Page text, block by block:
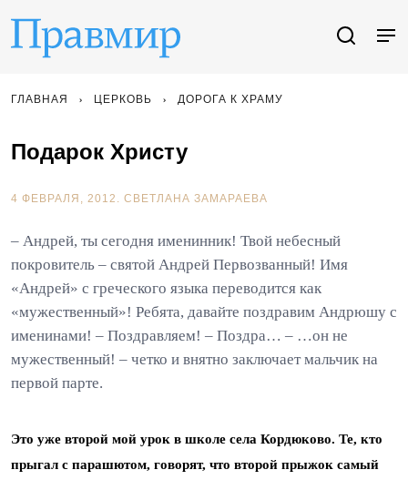
ГЛАВНАЯ ЦЕРКОВЬ ДОРОГА К ХРАМУ
Подарок Христу
4 ФЕВРАЛЯ, 2012. СВЕТЛАНА ЗАМАРАЕВА
– Андрей, ты сегодня именинник! Твой небесный
покровитель – святой Андрей Первозванный! Имя
«Андрей» с греческого языка переводится как
«мужественный»! Ребята, давайте поздравим Андрюшу с
именинами! – Поздравляем! – Поздра… – …он не
мужественный! – четко и внятно заключает мальчик на
первой парте.
Это уже второй мой урок в школе села Кордюково. Те, кто
прыгал с парашютом, говорят, что второй прыжок самый